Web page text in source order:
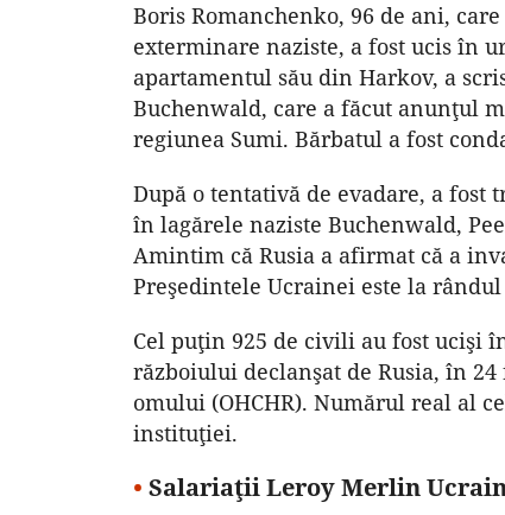
Boris Romanchenko, 96 de ani,
exterminare naziste, a fost ucis în
apartamentul său din Harkov, a
Buchenwald, care a făcut anunţul
regiunea Sumi. Bărbatul a fost
După o tentativă de evadare, a
în lagărele naziste Buchenwald,
Amintim că Rusia a afirmat că a
Preşedintele Ucrainei este la
Cel puţin 925 de civili au fost ucişi
războiului declanşat de Rusia, în
omului (OHCHR). Numărul real al
instituţiei.
• Salariaţii Leroy Merlin